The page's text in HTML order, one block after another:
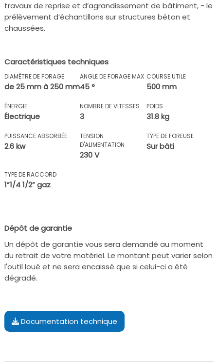
travaux de reprise et d’agrandissement de bâtiment, - le
prélèvement d’échantillons sur structures béton et
chaussées.
Caractéristiques techniques
DIAMÈTRE DE FORAGE
de 25 mm à 250 mm
ANGLE DE FORAGE MAX
45 °
COURSE UTILE
500 mm
ÉNERGIE
Électrique
NOMBRE DE VITESSES
3
POIDS
31.8 kg
PUISSANCE ABSORBÉE
2.6 kw
TENSION
D'ALIMENTATION
230 V
TYPE DE FOREUSE
Sur bâti
TYPE DE RACCORD
1”1/4 1/2” gaz
Dépôt de garantie
Un dépôt de garantie vous sera demandé au moment
du retrait de votre matériel. Le montant peut varier selon
l'outil loué et ne sera encaissé que si celui-ci a été
dégradé.
Documentation technique